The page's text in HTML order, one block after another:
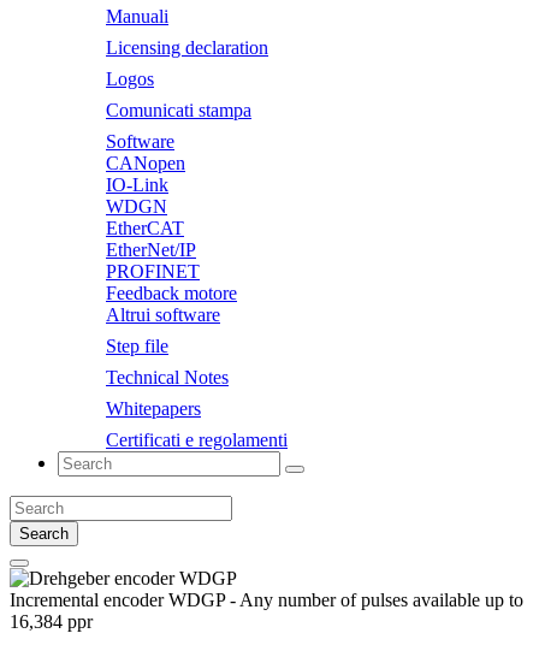
Manuali
Licensing declaration
Logos
Comunicati stampa
Software
CANopen
IO-Link
WDGN
EtherCAT
EtherNet/IP
PROFINET
Feedback motore
Altrui software
Step file
Technical Notes
Whitepapers
Certificati e regolamenti
Search
Incremental encoder WDGP - Any number of pulses available up to
16,384 ppr